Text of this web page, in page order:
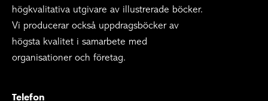
högkvalitativa utgivare av illustrerade böcker.
Vi producerar också uppdragsböcker av
högsta kvalitet i samarbete med
organisationer och företag.
Telefon